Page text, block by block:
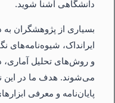
دانشگاهی آشنا شوید.
بسیاری از پژوهشگران به
ایرانداک،
و روش‌های تحلیل
می‌شوند. هدف ما در این
پایان‌نامه و معرفی